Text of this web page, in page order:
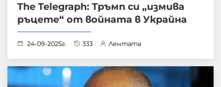
The Telegraph: Тръмп си „измива
ръцете“ от войната в Украйна
24-09-2025г. 333 Лентата